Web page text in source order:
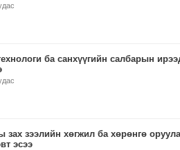
ба санхүүгийн салбарын
зах зээлийн хөгжил ба хөрөнгө
эсээ